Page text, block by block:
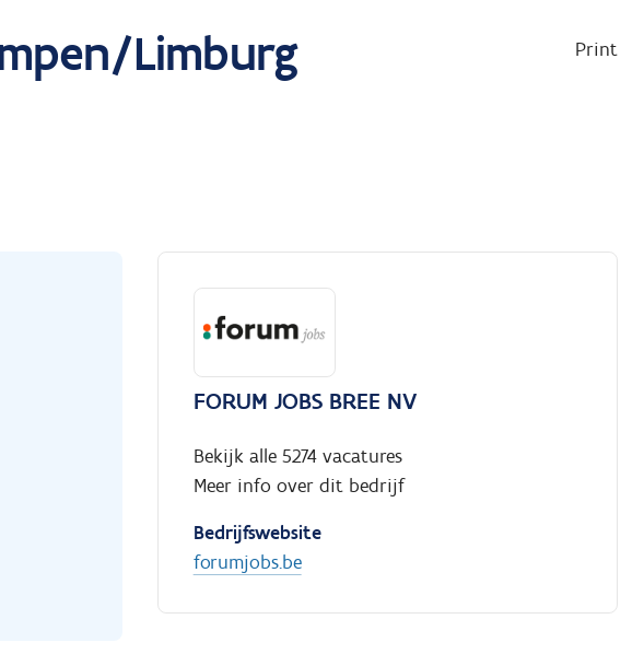
Limburg Print
FORUM JOBS BREE NV
Bekijk alle 5274 vacatures
Meer info over dit bedrijf
Bedrijfswebsite
forumjobs.be